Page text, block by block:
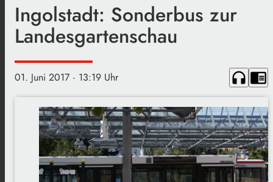
Ingolstadt: Sonderbus zur
Landesgartenschau
01. Juni 2017 · 13:19 Uhr headphones chrome_reader_mode